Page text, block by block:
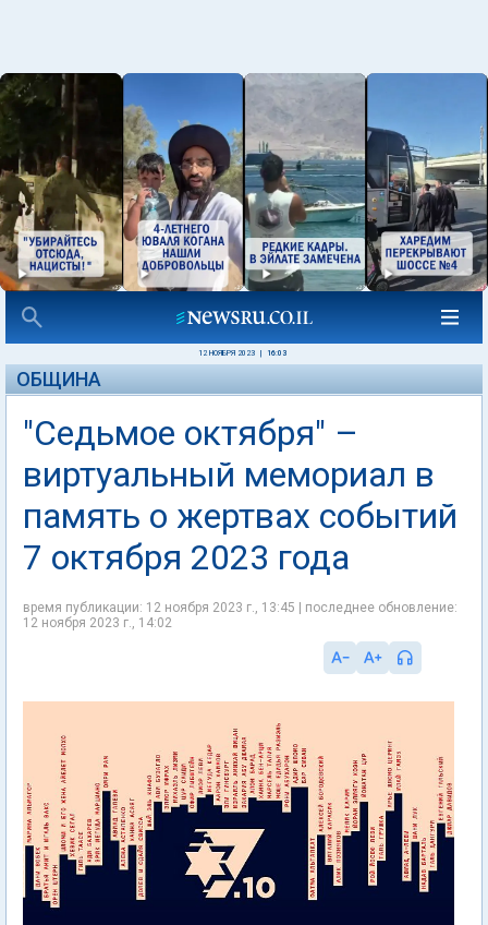
12 НОЯБРЯ 2023 16:03
ОБЩИНА
"Седьмое октября" –
виртуальный мемориал в
память о жертвах событий
7 октября 2023 года
время публикации: 12 ноября 2023 г., 13:45 | последнее обновление:
12 ноября 2023 г., 14:02